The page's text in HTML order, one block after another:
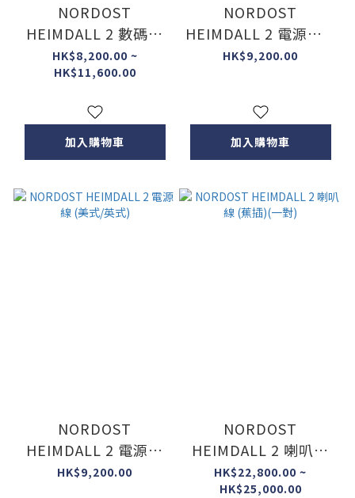
NORDOST
HEIMDALL 2 數碼訊
號線 (S/PDIF-75
Ohms/ AES/EBU-110
HK$8,200.00 ~
HK$11,600.00
加入購物車
NORDOST
HEIMDALL 2 電源線 2
米 (美式/英式)
HK$9,200.00
加入購物車
NORDOST
HEIMDALL 2 電源線
(美式/英式)
HK$9,200.00
NORDOST
HEIMDALL 2 喇叭線
(蕉插)(一對)
HK$22,800.00 ~
HK$25,000.00